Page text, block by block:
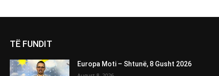
TË FUNDIT
Europa Moti – Shtunë, 8 Gusht 2026